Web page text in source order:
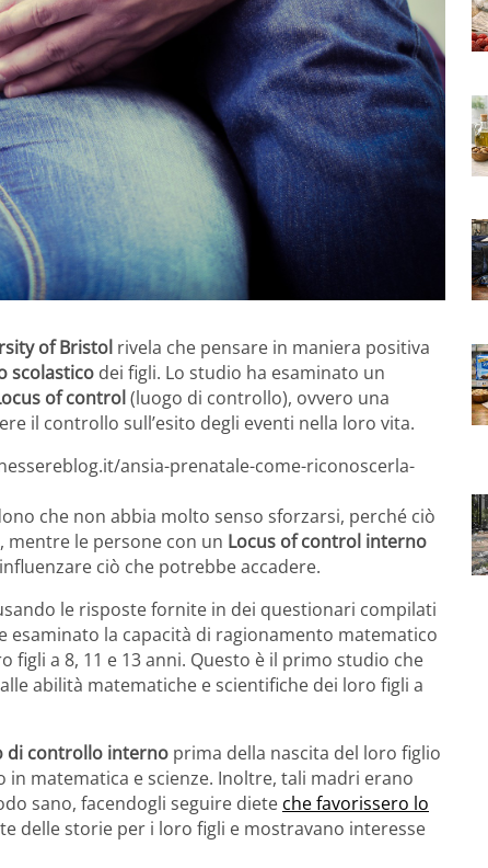
of Bristol rivela che pensare in maniera positiva
scolastico dei figli. Lo studio ha esaminato un
of control (luogo di controllo), ovvero una
il controllo sull’esito degli eventi nella loro vita.
ansia-prenatale-come-riconoscerla-
che non abbia molto senso sforzarsi, perché ciò
mentre le persone con un Locus of control interno
ciò che potrebbe accadere.
le risposte fornite in dei questionari compilati
esaminato la capacità di ragionamento matematico
figli a 8, 11 e 13 anni. Questo è il primo studio che
abilità matematiche e scientifiche dei loro figli a
di controllo interno prima della nascita del loro figlio
matematica e scienze. Inoltre, tali madri erano
sano, facendogli seguire diete che favorissero lo
delle storie per i loro figli e mostravano interesse